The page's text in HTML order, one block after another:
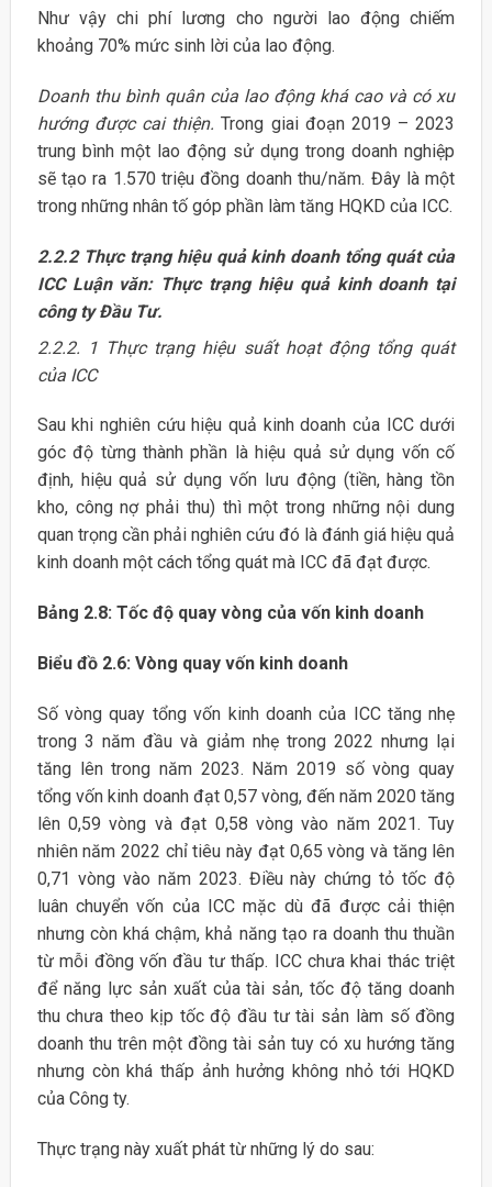
Như vậy chi phí lương cho người lao động chiếm
khoảng 70% mức sinh lời của lao động.
Doanh thu bình quân của lao động khá cao và có xu
hướng được cai thiện. Trong giai đoạn 2019 – 2023
trung bình một lao động sử dụng trong doanh nghiệp
sẽ tạo ra 1.570 triệu đồng doanh thu/năm. Đây là một
trong những nhân tố góp phần làm tăng HQKD của ICC.
2.2.2 Thực trạng hiệu quả kinh doanh tổng quát của
ICC Luận văn: Thực trạng hiệu quả kinh doanh tại
công ty Đầu Tư.
2.2.2. 1 Thực trạng hiệu suất hoạt động tổng quát
của ICC
Sau khi nghiên cứu hiệu quả kinh doanh của ICC dưới
góc độ từng thành phần là hiệu quả sử dụng vốn cố
định, hiệu quả sử dụng vốn lưu động (tiền, hàng tồn
kho, công nợ phải thu) thì một trong những nội dung
quan trọng cần phải nghiên cứu đó là đánh giá hiệu quả
kinh doanh một cách tổng quát mà ICC đã đạt được.
Bảng 2.8: Tốc độ quay vòng của vốn kinh doanh
Biểu đồ 2.6: Vòng quay vốn kinh doanh
Số vòng quay tổng vốn kinh doanh của ICC tăng nhẹ
trong 3 năm đầu và giảm nhẹ trong 2022 nhưng lại
tăng lên trong năm 2023. Năm 2019 số vòng quay
tổng vốn kinh doanh đạt 0,57 vòng, đến năm 2020 tăng
lên 0,59 vòng và đạt 0,58 vòng vào năm 2021. Tuy
nhiên năm 2022 chỉ tiêu này đạt 0,65 vòng và tăng lên
0,71 vòng vào năm 2023. Điều này chứng tỏ tốc độ
luân chuyển vốn của ICC mặc dù đã được cải thiện
nhưng còn khá chậm, khả năng tạo ra doanh thu thuần
từ mỗi đồng vốn đầu tư thấp. ICC chưa khai thác triệt
để năng lực sản xuất của tài sản, tốc độ tăng doanh
thu chưa theo kịp tốc độ đầu tư tài sản làm số đồng
doanh thu trên một đồng tài sản tuy có xu hướng tăng
nhưng còn khá thấp ảnh hưởng không nhỏ tới HQKD
của Công ty.
Thực trạng này xuất phát từ những lý do sau: